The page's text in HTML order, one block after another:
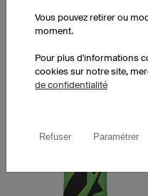
Canyon
Vous pouvez retirer ou
moment.
Pour plus d'informations
cookies sur notre site,
de confidentialité
Refuser Paramétrer